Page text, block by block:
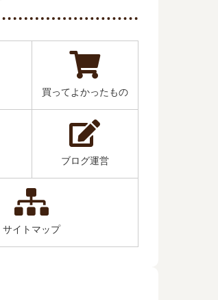
買ってよかったもの
ブログ運営
サイトマップ